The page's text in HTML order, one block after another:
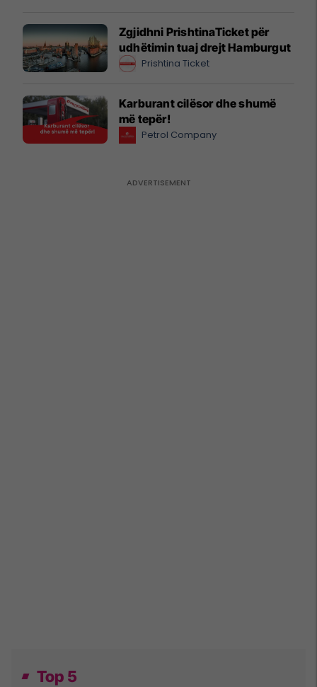
Zgjidhni PrishtinaTicket për
udhëtimin tuaj drejt Hamburgut
Prishtina Ticket
Karburant cilësor dhe shumë
më tepër!
Petrol Company
Top 5